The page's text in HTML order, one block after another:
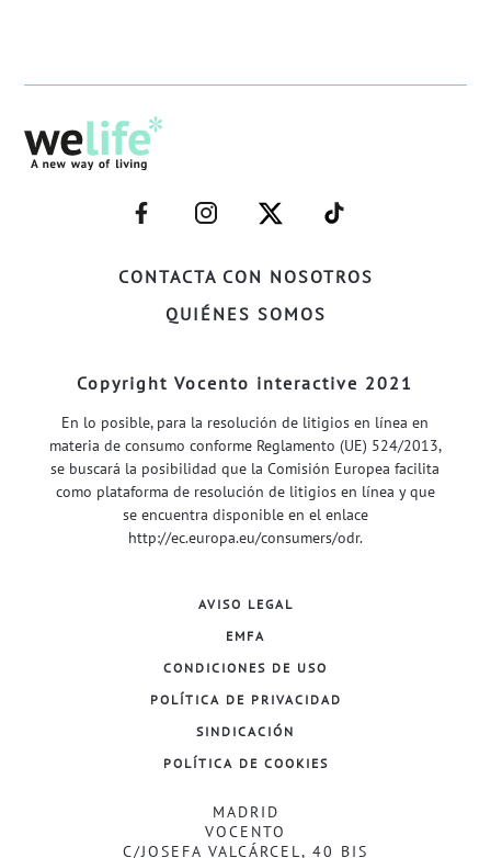
CONTACTA CON NOSOTROS
QUIÉNES SOMOS
–
FACEBOOK–
–
INSTAGRAM–
–
TWITTER–
–
WELIFE–
Copyright Vocento interactive 2021
En lo posible, para la resolución de litigios en línea en
materia de consumo conforme Reglamento (UE) 524/2013,
se buscará la posibilidad que la Comisión Europea facilita
como plataforma de resolución de litigios en línea y que
se encuentra disponible en el enlace
http://ec.europa.eu/consumers/odr.
AVISO LEGAL
EMFA
CONDICIONES DE USO
POLÍTICA DE PRIVACIDAD
SINDICACIÓN
POLÍTICA DE COOKIES
MADRID
VOCENTO
C/JOSEFA VALCÁRCEL, 40 BIS